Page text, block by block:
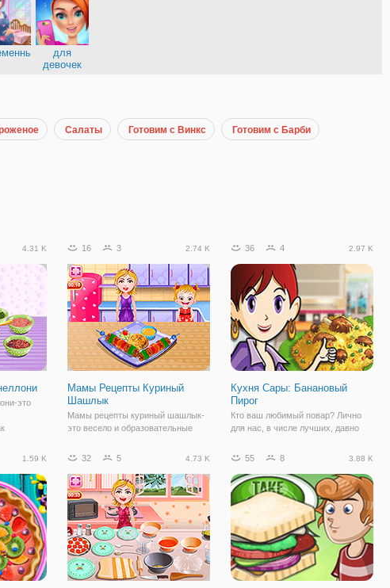
для
девочек
Салаты Готовим с Винкс Готовим с Барби
4.31 K
это
как
16 3 2.74 K
Мамы Рецепты Куриный
Шашлык
Мамы рецепты куриный шашлык-
это весело и образовательные
куриный шашлык! Чтобы сделать
сделать пасту путем измельчения
чеснока, имбиря, апельсина
тертая цедра
36 4 2.97 K
Кухня Сары: Банановый
Пирог
Кто ваш любимый повар? Лично
для нас, в числе лучших, давно
не знает рецептов. Например,
Банановый пирог, который вы
можете научиться готовить в
аркаде онлайн
1.59 K 32 5 4.73 K 55 8 3.88 K